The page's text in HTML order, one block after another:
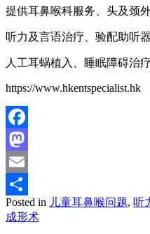
提供耳鼻喉科服务、头及颈
听力及言语治疗、验配助听
人工耳蜗植入、睡眠障碍治疗
https://www.hkentspecialist.hk
Facebook
Mastodon
Email
分
Posted in 儿童耳鼻喉问题, 听
成形术